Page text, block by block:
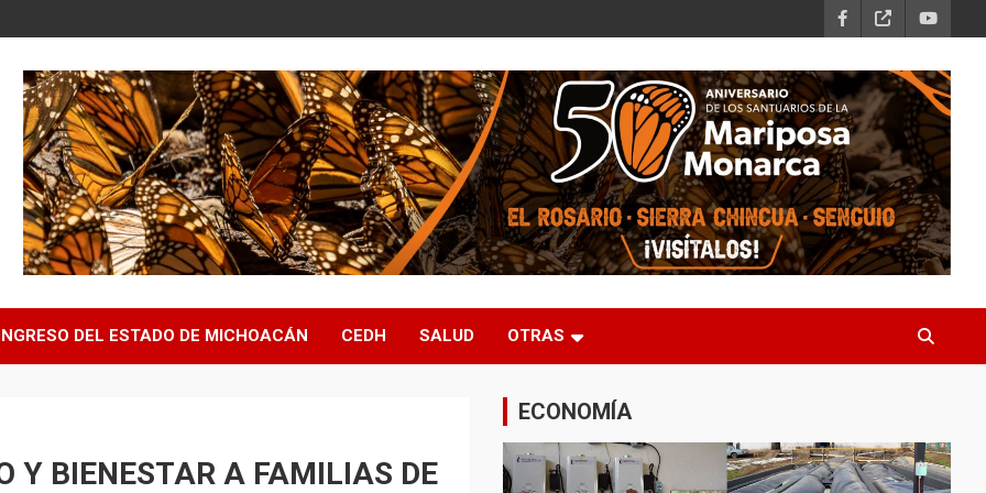
DEL ESTADO DE MICHOACÁN CEDH SALUD OTRAS
Y BIENESTAR A FAMILIAS DE
ECONOMÍA